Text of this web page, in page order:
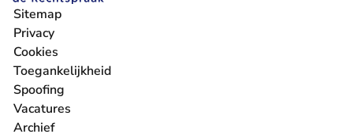
Sitemap
Privacy
Cookies
Toegankelijkheid
Spoofing
Vacatures
- U verlaat Rechtspraak.nl
Archief